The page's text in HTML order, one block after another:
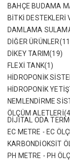
BAHÇE BUDAMA
BITKI DESTEKLERI
DAMLAMA
DIĞER ÜRÜNLER
DIKEY TARIM(19)
FLEXI TANK(1)
HIDROPONIK
HIDROPONIK
NEMLENDIRME
ÖLÇÜM ALETLERI
DIJITAL ODA
EC METRE - EC
KARBONDIOKSIT
PH METRE - PH